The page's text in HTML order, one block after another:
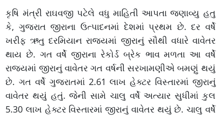
કૃષિ મંત્રી રાઘવજી પટેલે વધુ માહિતી આપતા જણાવ્યુ હતુ
કે, ગુજરાત જીરાના ઉત્પાદનમાં દેશમાં પ્રથમ છે. દર વર્ષે
ખરીફ ઋતુ દરમિયાન રાજ્યમાં જીરાનું સૌથી વધારે વાવેતર
થાય છે. ગત વર્ષે જીરાના રેકોર્ડ બ્રેક ભાવ મળતા આ વર્ષે
રાજ્યમાં જીરાનું વાવેતર ગત વર્ષની સરખામણીએ બમણું થયું
છે. ગત વર્ષે ગુજરાતમાં 2.61 લાખ હેક્ટર વિસ્તારમાં જીરાનું
વાવેતર થયું હતું. જેની સામે ચાલુ વર્ષે અત્યાર સુધીમાં કુલ
5.30 લાખ હેક્ટર વિસ્તારમાં જીરાનું વાવેતર થયું છે. ચાલુ વર્ષે